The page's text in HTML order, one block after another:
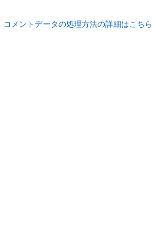
コメントデータの処理方法の詳細はこちら